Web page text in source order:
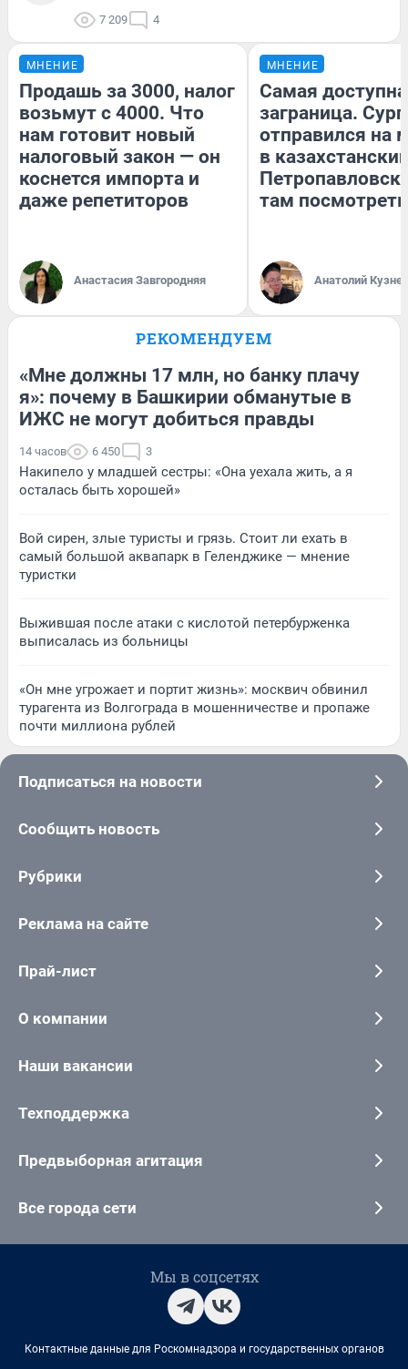
7 209 4
МНЕНИЕ
Продашь за 3000, налог
возьмут с 4000. Что
нам готовит новый
налоговый закон — он
коснется импорта и
даже репетиторов
Анастасия Завгородняя
МНЕНИЕ
Самая
заграница.
отправился на
в
там посмотреть
Анатолий
РЕКОМЕНДУЕМ
«Мне должны 17 млн, но банку плачу
я»: почему в Башкирии обманутые в
ИЖС не могут добиться правды
14 часов 6 450 3
Накипело у младшей сестры: «Она уехала жить, а я
осталась быть хорошей»
Вой сирен, злые туристы и грязь. Стоит ли ехать в
самый большой аквапарк в Геленджике — мнение
туристки
Выжившая после атаки с кислотой петербурженка
выписалась из больницы
«Он мне угрожает и портит жизнь»: москвич обвинил
турагента из Волгограда в мошенничестве и пропаже
почти миллиона рублей
Подписаться на новости
Сообщить новость
Рубрики
Реклама на сайте
Прай-лист
О компании
Наши вакансии
Техподдержка
Предвыборная агитация
Все города сети
Мы в соцсетях
Контактные данные для Роскомнадзора и государственных органов